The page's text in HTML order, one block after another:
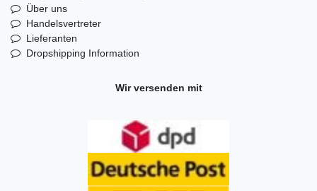
Über uns
Handelsvertreter
Lieferanten
Dropshipping Information
Wir versenden mit